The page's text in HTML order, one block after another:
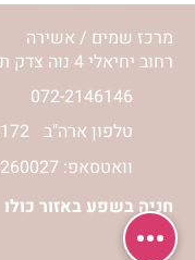
סדנת תעצומות-
מרכז שמים / אשירה
רחוב יחיאלי 4 נוה צדק תל אביב
072-2146146
טלפון ארה"ב
וואטסאפ: 052-5260027
חניה בשפע באזור כולו